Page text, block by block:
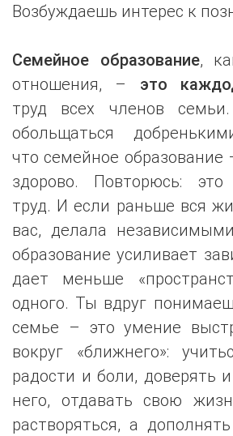
Возбуждаешь интерес к
Семейное образование,
отношения, – это
труд всех членов
обольщаться
что семейное образование
здорово. Повторюсь: это
труд. И если раньше вся
вас, делала
образование усиливает
дает меньше
одного. Ты вдруг
семье – это умение
вокруг «ближнего»:
радости и боли, доверять
него, отдавать свою
растворяться, а